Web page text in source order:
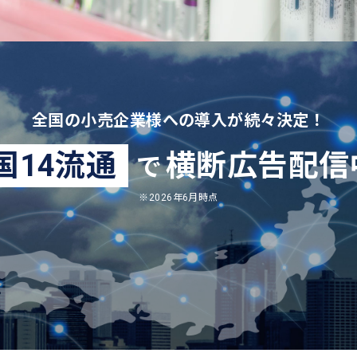
全国の小売企業様への導入が続々決定！
14流通 で横断広告配
※2026年6月時点